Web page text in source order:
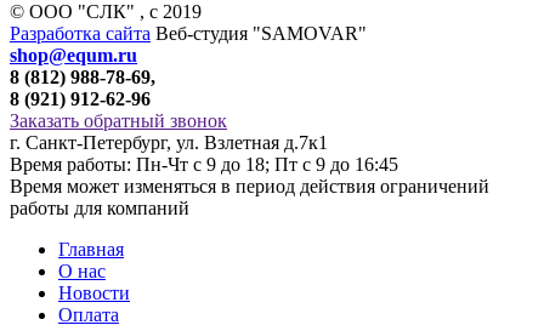
© ООО "СЛК" , c 2019
Разработка сайта Веб-студия "SAMOVAR"
shop@equm.ru
8 (812) 988-78-69,
8 (921) 912-62-96
Заказать обратный звонок
г. Санкт-Петербург, ул. Взлетная д.7к1
Время работы: Пн-Чт с 9 до 18; Пт с 9 до 16:45
Время может изменяться в период действия ограничений
работы для компаний
Главная
О нас
Новости
Оплата